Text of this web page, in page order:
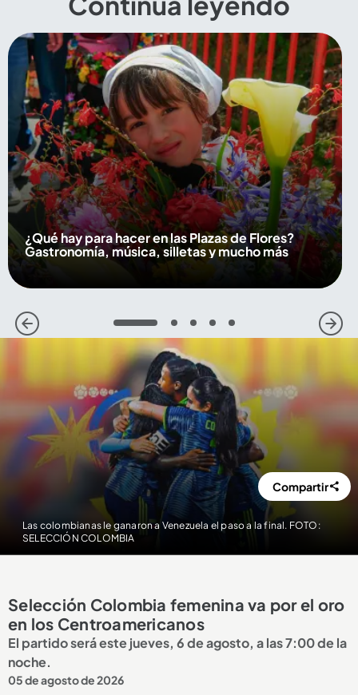
¿Qué hay para hacer en las Plazas de Flores?
Gastronomía, música, silletas y mucho más
1 2 3 4 5
Las colombianas le ganaron a Venezuela el paso a la final. FOTO:
SELECCIÓN COLOMBIA
Compartir
Selección Colombia femenina va por el oro
en los Centroamericanos
El partido será este jueves, 6 de agosto, a las 7:00 de la
noche.
05 de agosto de 2026